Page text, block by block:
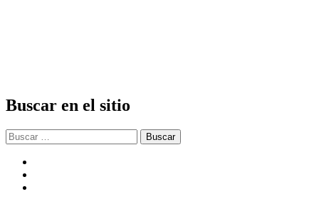
Buscar en el sitio
Buscar: